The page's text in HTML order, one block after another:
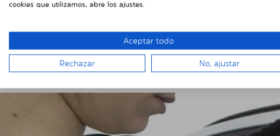
Sin burbujas, sin rayones, sin
agua, sin adhesivos!
Más
film
cookies que utilizamos, abre los ajustes.
Aceptar todo
Rechazar No, ajustar